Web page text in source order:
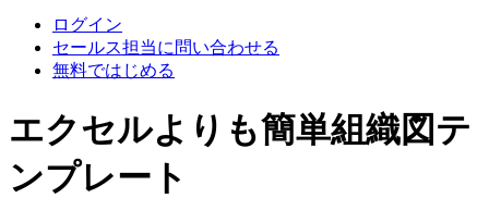
ログイン
セールス担当に問い合わせる
無料ではじめる
エクセルよりも簡単組織図テ
ンプレート